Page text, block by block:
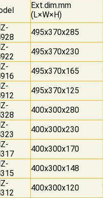
Ext.dim.mm
(L×W×H)
495x370x285
495x370x230
495x370x165
495x370x125
400x300x280
400x300x230
400x300x170
400x300x148
400x300x120